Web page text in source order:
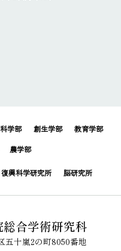
学部 創生学部
教育学部
農学部
興科学研究所 脳研究所
合学術研究科
五十嵐2の町8050番地